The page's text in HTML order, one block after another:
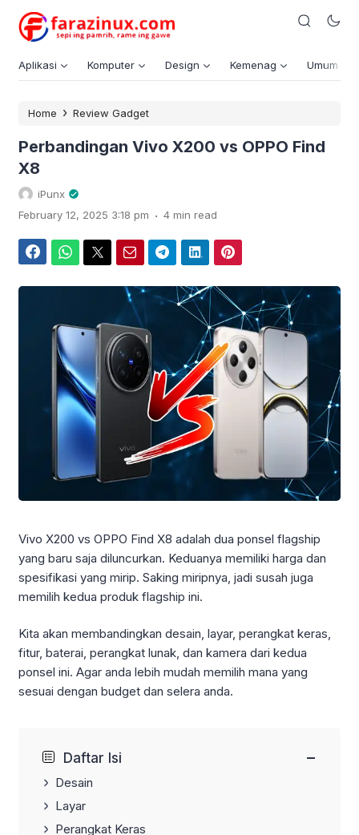
Aplikasi Komputer Design Kemenag Umum
Home › Review Gadget
Perbandingan Vivo X200 vs OPPO Find
X8
iPunx
February 12, 2025 3:18 pm . 4 min read
Vivo X200 vs OPPO Find X8 adalah dua ponsel flagship
yang baru saja diluncurkan. Keduanya memiliki harga dan
spesifikasi yang mirip. Saking miripnya, jadi susah juga
memilih kedua produk flagship ini.
Kita akan membandingkan desain, layar, perangkat keras,
fitur, baterai, perangkat lunak, dan kamera dari kedua
ponsel ini. Agar anda lebih mudah memilih mana yang
sesuai dengan budget dan selera anda.
Daftar Isi −
Desain
Layar
Perangkat Keras